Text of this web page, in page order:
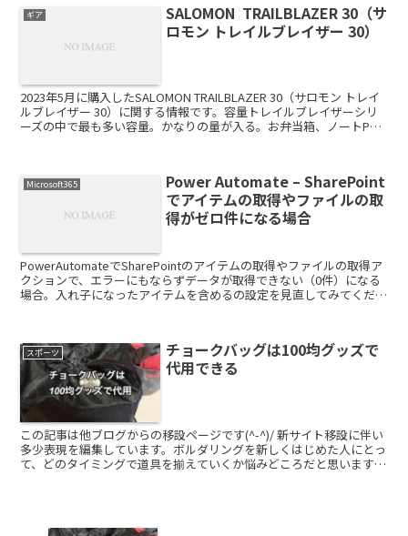
ギア
SALOMON TRAILBLAZER 30（サ
ロモン トレイルブレイザー 30）
2023年5月に購入したSALOMON TRAILBLAZER 30（サロモン トレイ
ルブレイザー 30）に関する情報です。容量トレイルブレイザーシリ
ーズの中で最も多い容量。かなりの量が入る。お弁当箱、ノートPC2
Microsoft365
Power Automate – SharePoint
でアイテムの取得やファイルの取
得がゼロ件になる場合
PowerAutomateでSharePointのアイテムの取得やファイルの取得ア
クションで、エラーにもならずデータが取得できない（0件）になる
場合。入れ子になったアイテムを含めるの設定を見直してみてくださ
スポーツ
チョークバッグは100均グッズで
代用できる
この記事は他ブログからの移設ページです(^-^)/ 新サイト移設に伴い
多少表現を編集しています。ボルダリングを新しくはじめた人にとっ
て、どのタイミングで道具を揃えていくか悩みどころだと思います。